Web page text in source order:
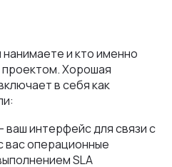
и кто именно
Хорошая
в себя как
интерфейс для связи с
вас операционные
SLA